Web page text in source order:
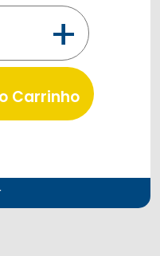
+
Carrinho